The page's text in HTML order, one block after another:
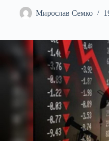
Мирослав Семко